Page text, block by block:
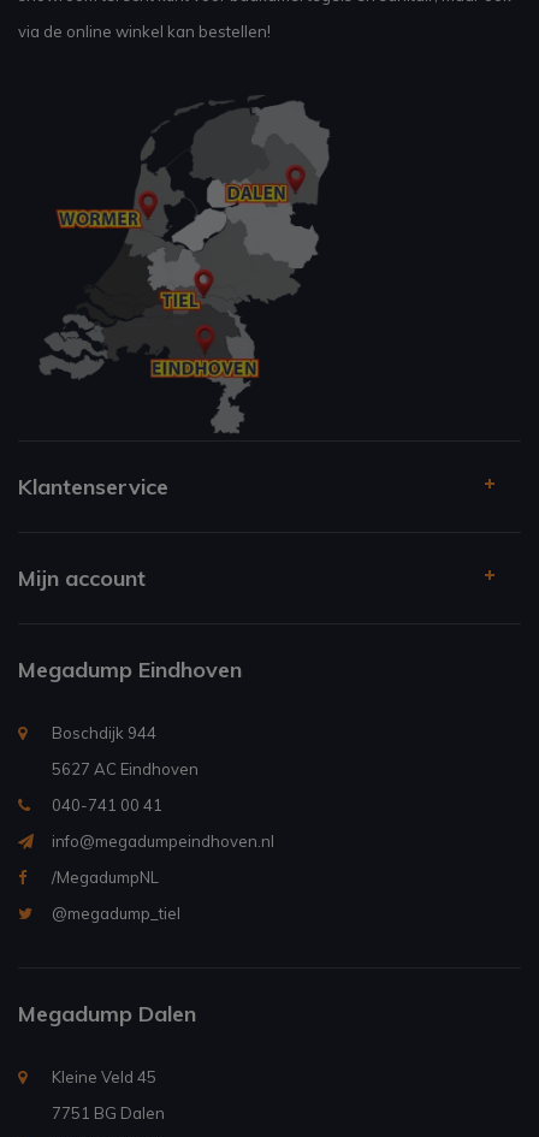
via de online winkel kan bestellen!
Klantenservice
Mijn account
Megadump Eindhoven
Boschdijk 944
5627 AC Eindhoven
040-741 00 41
info@megadumpeindhoven.nl
/MegadumpNL
@megadump_tiel
Megadump Dalen
Kleine Veld 45
7751 BG Dalen